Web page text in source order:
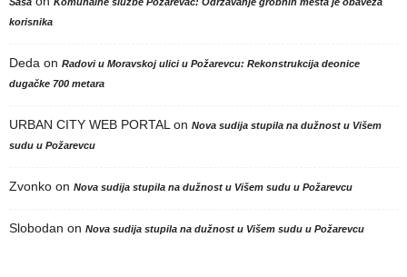
korisnika
Deda on Radovi u Moravskoj ulici u Požarevcu: Rekonstrukcija deonice
dugačke 700 metara
URBAN CITY WEB PORTAL on Nova sudija stupila na dužnost u Višem
sudu u Požarevcu
Zvonko on Nova sudija stupila na dužnost u Višem sudu u Požarevcu
Slobodan on Nova sudija stupila na dužnost u Višem sudu u Požarevcu